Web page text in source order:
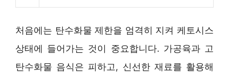
처음에는 탄수화물 제한을 엄격히 지켜 케토시스
상태에 들어가는 것이 중요합니다. 가공육과 고
탄수화물 음식은 피하고, 신선한 재료를 활용해